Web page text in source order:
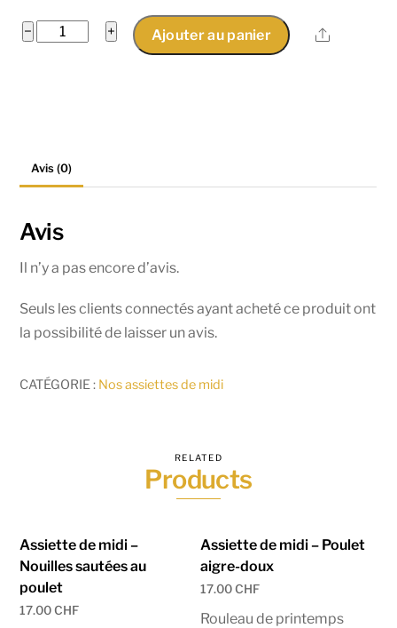
−
quantité
Boeuf
curry
+ Ajouter au panier Share
Avis (0)
Avis
Il n’y a pas encore d’avis.
Seuls les clients connectés ayant acheté ce produit ont
la possibilité de laisser un avis.
CATÉGORIE : Nos assiettes de midi
RELATED
Products
Assiette de midi –
Nouilles sautées au
poulet
17.00CHF
Assiette de midi – Poulet
aigre-doux
17.00CHF
Rouleau de printemps